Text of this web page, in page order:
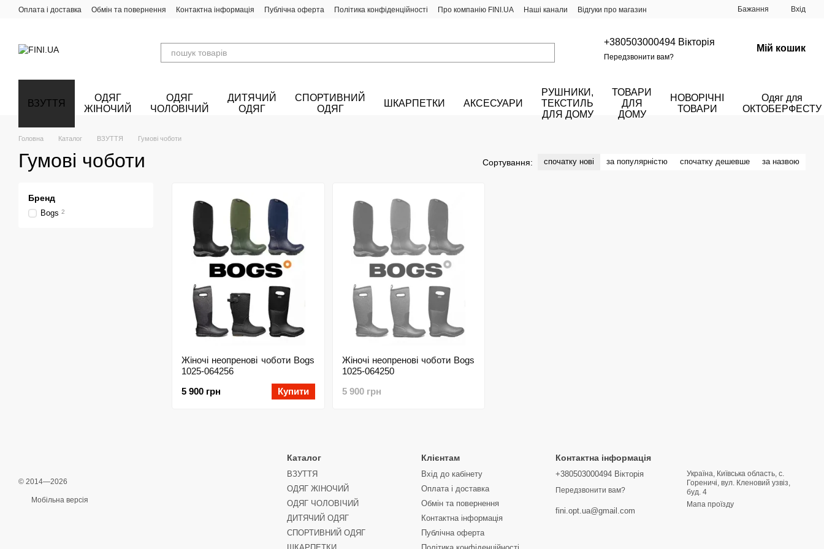
Перейти до основного контенту
Оплата і доставка Обмін та повернення Контактна інформація Публічна оферта Політика конфіденційності Про компанію FINI.UA Наші канали Відгуки про магазин Бажання Вхід
+380503000494 Вікторія
Передзвонити вам?
Мій кошик
ВЗУТТЯ
ОДЯГ
ЖІНОЧИЙ
ОДЯГ
ЧОЛОВІЧИЙ
ДИТЯЧИЙ
ОДЯГ
СПОРТИВНИЙ
ОДЯГ
ШКАРПЕТКИ АКСЕСУАРИ
РУШНИКИ,
ТЕКСТИЛЬ
ДЛЯ ДОМУ
ТОВАРИ
ДЛЯ
ДОМУ
НОВОРІЧНІ
ТОВАРИ
Одяг для
ОКТОБЕРФЕСТУ
Головна Каталог ВЗУТТЯ Гумові чоботи
Гумові чоботи Сортування: спочатку нові за популярністю спочатку дешевше за назвою
Жіночі неопренові чоботи Bogs
1025-064256
5 900 грн
Купити
Жіночі неопренові чоботи Bogs
1025-064250
5 900 грн
Бренд
Bogs 2
© 2014—2026
Мобільна версія
Каталог
ВЗУТТЯ
ОДЯГ ЖІНОЧИЙ
ОДЯГ ЧОЛОВІЧИЙ
ДИТЯЧИЙ ОДЯГ
СПОРТИВНИЙ ОДЯГ
Клієнтам
Вхід до кабінету
Оплата і доставка
Обмін та повернення
Контактна інформація
Публічна оферта
Контактна інформація
+380503000494 Вікторія
Передзвонити вам?
fini.opt.ua@gmail.com
Україна, Київська область, с.
Гореничі, вул. Кленовий узвіз,
буд. 4
Мапа проїзду